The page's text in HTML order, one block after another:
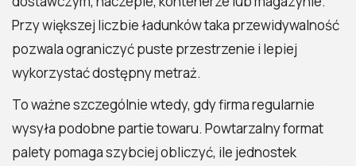
Przy większej liczbie ładunków taka przewidywalność
pozwala ograniczyć puste przestrzenie i lepiej
wykorzystać dostępny metraż.
To ważne szczególnie wtedy, gdy firma regularnie
wysyła podobne partie towaru. Powtarzalny format
palety pomaga szybciej obliczyć, ile jednostek